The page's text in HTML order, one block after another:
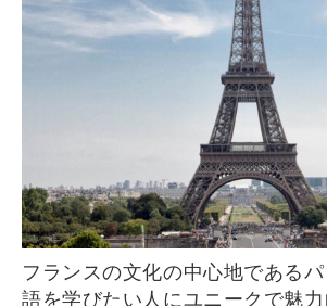
フランスの文化の中心地であるパリは、フランス
語を学びたい人にユニークで魅